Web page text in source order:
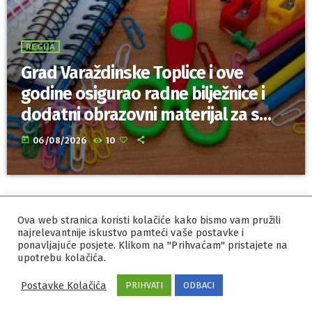
REGIJA
Grad Varaždinske Toplice i ove
godine osigurao radne bilježnice i
dodatni obrazovni materijal za sve
osnovnoškolce
today 06/08/2026 10
IZRADA I HOSTINGORBIS
MARKETING
PRAVILA PRIVATNOSTI
Ova web stranica koristi kolačiće kako bismo vam pružili
najrelevantnije iskustvo pamteći vaše postavke i
ponavljajuće posjete. Klikom na "Prihvaćam" pristajete na
upotrebu kolačića.
Postavke Kolačića PRIHVATI ODBACI